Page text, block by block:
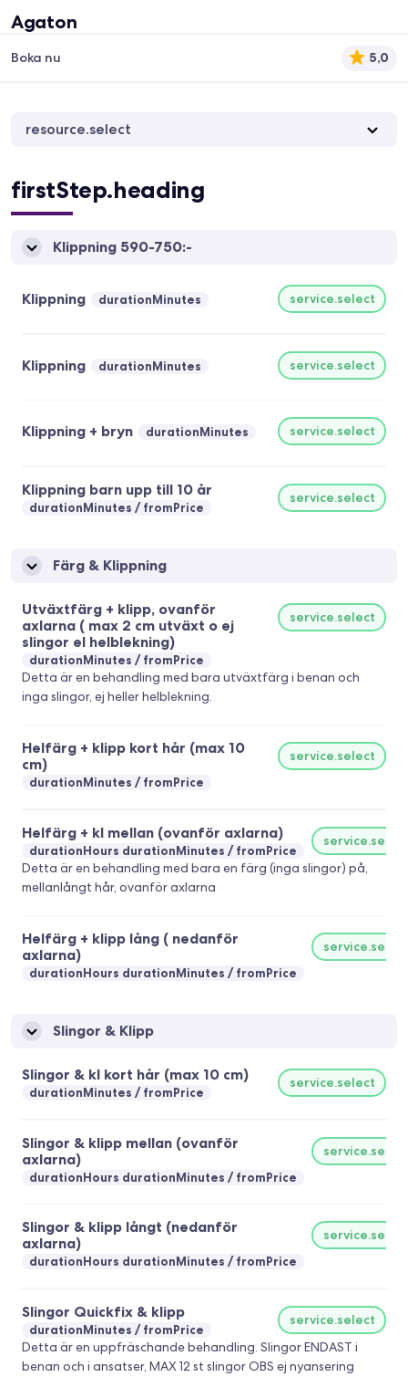
Agaton
Boka nu 5,0
resource.select
firstStep.heading
Klippning 590-750:-
Klippning durationMinutes service.select
Klippning durationMinutes service.select
Klippning + bryn durationMinutes service.select
Klippning barn upp till 10 år
durationMinutes fromPrice
service.select
Färg & Klippning
Utväxtfärg + klipp, ovanför
axlarna ( max 2 cm utväxt o ej
slingor el helblekning)
durationMinutes fromPrice
service.select
Detta är en behandling med bara utväxtfärg i benan och
inga slingor, ej heller helblekning.
Helfärg + klipp kort hår (max 10
cm)
durationMinutes fromPrice
service.select
Helfärg + kl mellan (ovanför axlarna)
durationHours durationMinutes fromPrice
service.select
Detta är en behandling med bara en färg (inga slingor) på,
mellanlångt hår, ovanför axlarna
Helfärg + klipp lång ( nedanför
axlarna)
durationHours durationMinutes fromPrice
service.select
Slingor & Klipp
Slingor & kl kort hår (max 10 cm)
durationMinutes fromPrice
service.select
Slingor & klipp mellan (ovanför
axlarna)
durationHours durationMinutes fromPrice
service.select
Slingor & klipp långt (nedanför
axlarna)
durationHours durationMinutes fromPrice
service.select
Slingor Quickfix & klipp
durationMinutes fromPrice
service.select
Detta är en uppfräschande behandling. Slingor ENDAST i
benan och i ansatser, MAX 12 st slingor OBS ej nyansering